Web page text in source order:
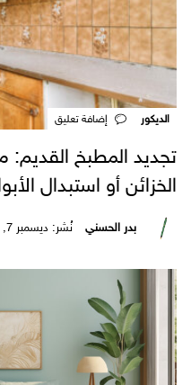
الديكور
تجديد المطبخ القديم:
الخزائن أو استبدال
بدر الحسني نُشر: ديسمبر 7, 2025